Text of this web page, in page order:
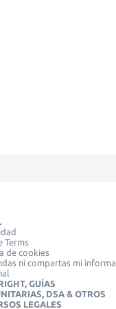
Terms
de cookies
ni compartas mi
GUÍAS
DSA & OTROS
LEGALES